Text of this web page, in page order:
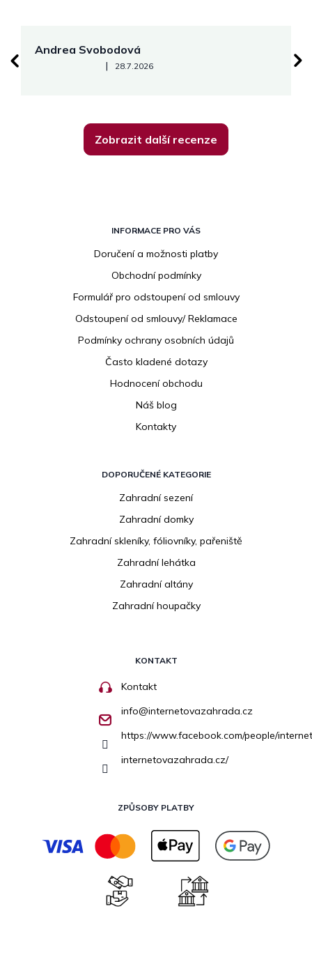
Andrea Svobodová
Hodnocení obchodu je 5 z 5 hvězdiček.
| 28.7.2026
Zobrazit další recenze
INFORMACE PRO VÁS
Doručení a možnosti platby
Obchodní podmínky
Formulář pro odstoupení od smlouvy
Odstoupení od smlouvy/ Reklamace
Podmínky ochrany osobních údajů
Často kladené dotazy
Hodnocení obchodu
Náš blog
Kontakty
DOPORUČENÉ KATEGORIE
Zahradní sezení
Zahradní domky
Zahradní skleníky, fóliovníky, pařeniště
Zahradní lehátka
Zahradní altány
Zahradní houpačky
KONTAKT
Kontakt
info@internetovazahrada.cz
https://www.facebook.com/people/
internetovazahrada.cz/
ZPŮSOBY PLATBY